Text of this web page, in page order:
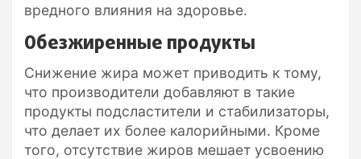
вредного влияния на здоровье.
Обезжиренные продукты
Снижение жира может приводить к тому,
что производители добавляют в такие
продукты подсластители и стабилизаторы,
что делает их более калорийными. Кроме
того, отсутствие жиров мешает усвоению